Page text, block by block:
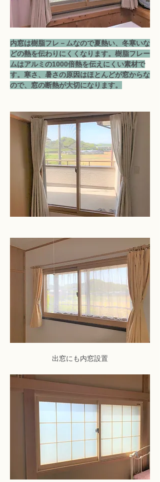
内窓は樹脂フレ－ムなので夏熱い、冬寒いな
どの熱を伝わりにくくなります。樹脂フレー
ムはアルミの1000倍熱を伝えにくい素材で
す。寒さ、暑さの原因はほとんどが窓からな
ので、窓の断熱が大切になります。
出窓にも内窓設置